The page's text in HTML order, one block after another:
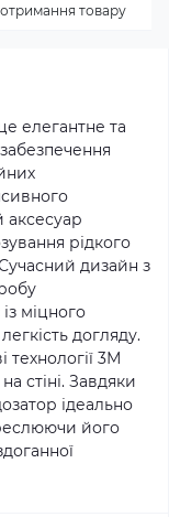
елегантне та
аксесуар
рідкого
дизайн з
міцного
догляду.
технології 3М
стіні. Завдяки
ідеально
його
товару